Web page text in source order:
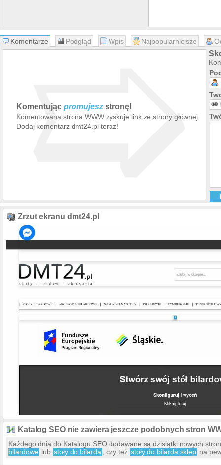
Komentarze Podgląd Wpis Najpopularniejsze
Komentując promujesz stronę!
Komentowana strona WWW zyskuje link ze strony głównej.
Dodaj komentarz dmt24.pl teraz!
➯
Zrzut ekranu dmt24.pl
Katalog SEO nie zawiera jeszcze podobnych stron
Każdego dnia do Katalogu SEO dodawane są dzisiątki nowych
bilardowe lub stoły do bilarda , czy też stoły do bilarda sklep na